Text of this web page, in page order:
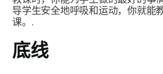
导学生安全地呼吸和运动，你就能
课。.
底线